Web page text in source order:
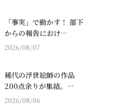
「事実」で動かす！ 部下
からの報告におけ…
2026/08/07
稀代の浮世絵師の作品
200点余りが集結。…
2026/08/06